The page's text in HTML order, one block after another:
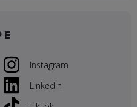
CUM CONSTRUIEȘTI O COMPANIE
ÎNAPOI
SPEAKERUL PE SCENĂ, INVITATUL
UNII DE LA CEILALȚI. VIN JASON
Instagram
LinkedIn